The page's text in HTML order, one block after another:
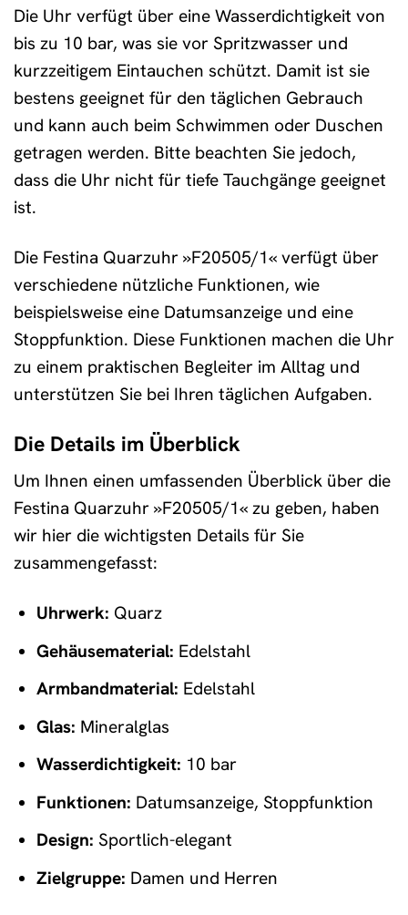
Die Uhr verfügt über eine Wasserdichtigkeit von
bis zu 10 bar, was sie vor Spritzwasser und
kurzzeitigem Eintauchen schützt. Damit ist sie
bestens geeignet für den täglichen Gebrauch
und kann auch beim Schwimmen oder Duschen
getragen werden. Bitte beachten Sie jedoch,
dass die Uhr nicht für tiefe Tauchgänge geeignet
ist.
Die Festina Quarzuhr »F20505/1« verfügt über
verschiedene nützliche Funktionen, wie
beispielsweise eine Datumsanzeige und eine
Stoppfunktion. Diese Funktionen machen die Uhr
zu einem praktischen Begleiter im Alltag und
unterstützen Sie bei Ihren täglichen Aufgaben.
Die Details im Überblick
Um Ihnen einen umfassenden Überblick über die
Festina Quarzuhr »F20505/1« zu geben, haben
wir hier die wichtigsten Details für Sie
zusammengefasst:
Uhrwerk: Quarz
Gehäusematerial: Edelstahl
Armbandmaterial: Edelstahl
Glas: Mineralglas
Wasserdichtigkeit: 10 bar
Funktionen: Datumsanzeige, Stoppfunktion
Design: Sportlich-elegant
Zielgruppe: Damen und Herren